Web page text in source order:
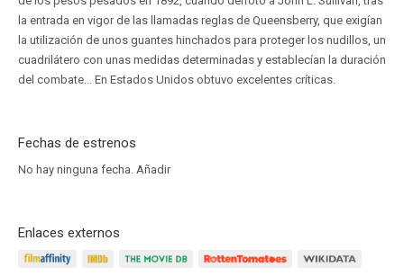
la entrada en vigor de las llamadas reglas de Queensberry, que exigían
la utilización de unos guantes hinchados para proteger los nudillos, un
cuadrilátero con unas medidas determinadas y establecían la duración
del combate... En Estados Unidos obtuvo excelentes críticas.
Fechas de estrenos
No hay ninguna fecha. Añadir
Enlaces externos